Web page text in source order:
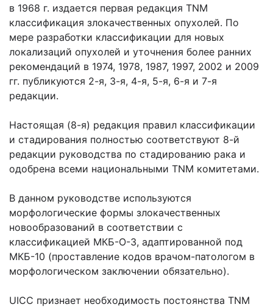
в 1968 г. издается первая редакция TNM
классификация злокачественных опухолей. По
мере разработки классификации для новых
локализаций опухолей и уточнения более ранних
рекомендаций в 1974, 1978, 1987, 1997, 2002 и 2009
гг. публикуются 2-я, 3-я, 4-я, 5-я, 6-я и 7-я
редакции.
Настоящая (8-я) редакция правил классификации
и стадирования полностью соответствуют 8-й
редакции руководства по стадированию рака и
одобрена всеми национальными TNM комитетами.
В данном руководстве используются
морфологические формы злокачественных
новообразований в соответствии с
классификацией МКБ-О-3, адаптированной под
МКБ-10 (проставление кодов врачом-патологом в
морфологическом заключении обязательно).
UICC признает необходимость постоянства TNM